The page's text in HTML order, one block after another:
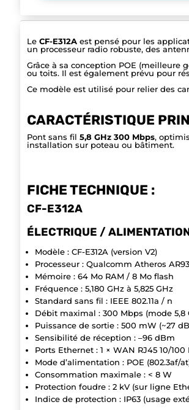
Le CF-E312A est pensé pour les
un processeur radio robuste, des
Grâce à sa conception POE
ou toits. Il est également prévu pour
Ce modèle est utilisé pour relier des
CARACTÉRISTIQUE
Pont sans fil 5,8 GHz 300 Mbps,
installation sur poteau ou bâtiment.
FICHE TECHNIQUE :
CF-E312A
ÉLECTRIQUE /
Modèle : CF-E312A (version V2)
Processeur : Qualcomm Atheros
Mémoire : 64 Mo RAM / 8 Mo flash
Fréquence : 5,180 GHz à 5,825 GHz
Standard sans fil : IEEE 802.11a / n
Débit maximal : 300 Mbps (mode 5,8
Puissance de sortie : 500 mW (~27
Sensibilité de réception : –96 dBm
Ports Ethernet : 1 × WAN RJ45 10/
Mode d’alimentation : POE (802.3af/
Consommation maximale : < 8 W
Protection foudre : 2 kV (sur ligne
Indice de protection : IP63 (usage